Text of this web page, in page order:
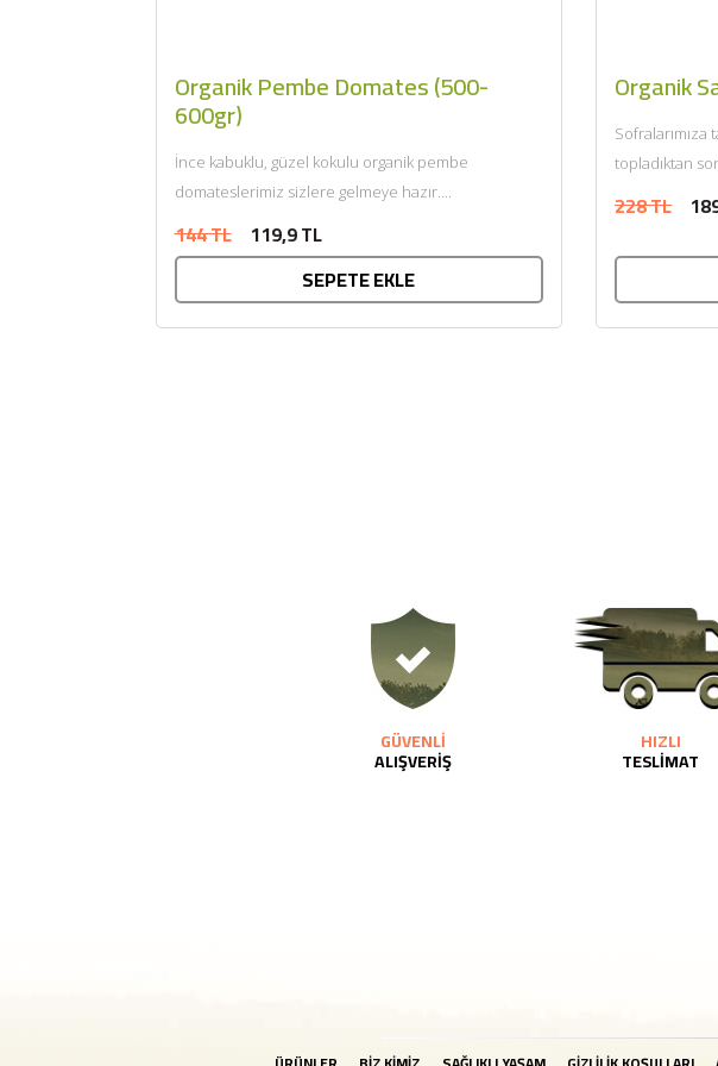
Organik Pembe Domates (500-
600gr)
İnce kabuklu, güzel kokulu organik pembe
domateslerimiz sizlere gelmeye hazır....
144 TL 119,9 TL
SEPETE EKLE
Organik
Sofralarımıza
topladıktan
228 TL
GÜVENLİ
ALIŞVERİŞ
HIZLI
TESLİMAT